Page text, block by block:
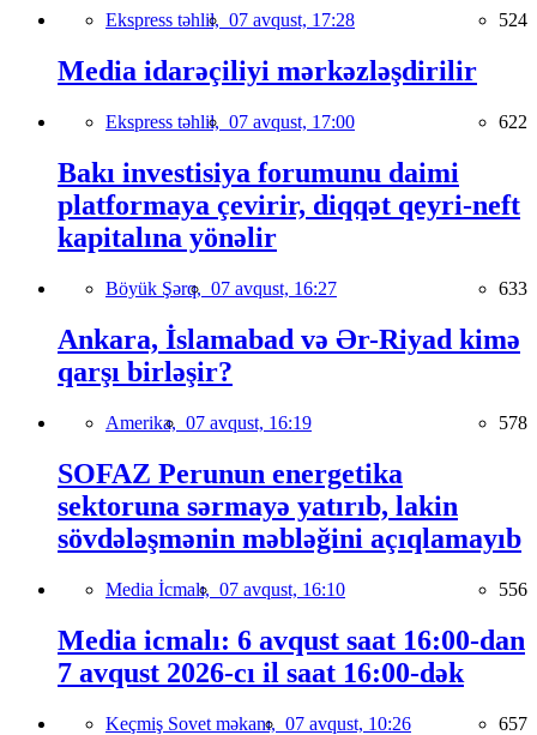
Ekspress təhlil, 07 avqust, 17:28 524
Media idarəçiliyi mərkəzləşdirilir
Ekspress təhlil, 07 avqust, 17:00 622
Bakı investisiya forumunu daimi
platformaya çevirir, diqqət qeyri-neft
kapitalına yönəlir
Böyük Şərq, 07 avqust, 16:27 633
Ankara, İslamabad və Ər-Riyad kimə
qarşı birləşir?
Amerika, 07 avqust, 16:19 578
SOFAZ Perunun energetika
sektoruna sərmayə yatırıb, lakin
sövdələşmənin məbləğini açıqlamayıb
Media İcmalı, 07 avqust, 16:10 556
Media icmalı: 6 avqust saat 16:00-dan
7 avqust 2026-cı il saat 16:00-dək
Keçmiş Sovet məkanı, 07 avqust, 10:26 657